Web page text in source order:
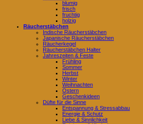
blumig
frisch
fruchtig
holzig
Räucherstäbchen
Indische Räucherstäbchen
Japanische Räucherstäbchen
Räucherkegel
Räucherstäbchen Halter
Jahreszeiten & Feste
Frühling
Sommer
Herbst
Winter
Weihnachten
Ostern
Geschenkideen
Düfte für die Sinne
Entspannung & Stressabbau
Energie & Schutz
Liebe & Sinnlichkeit